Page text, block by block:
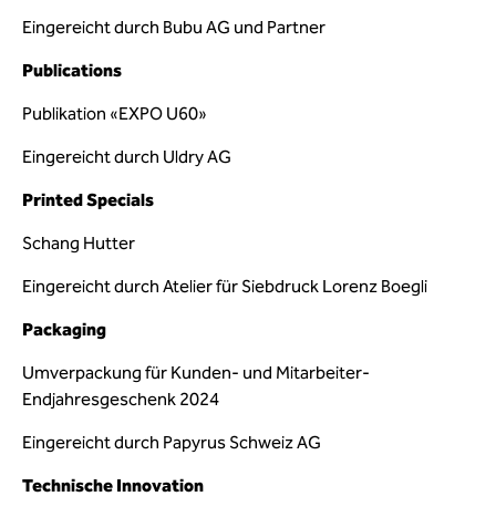
Eingereicht durch Bubu AG und Partner
Publications
Publikation «EXPO U60»
Eingereicht durch Uldry AG
Printed Specials
Schang Hutter
Eingereicht durch Atelier für Siebdruck Lorenz Boegli
Packaging
Umverpackung für Kunden- und Mitarbeiter-
Endjahresgeschenk 2024
Eingereicht durch Papyrus Schweiz AG
Technische Innovation